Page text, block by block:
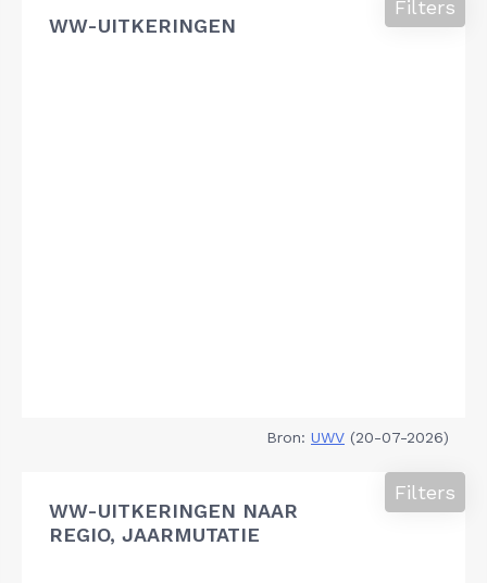
WW-UITKERINGEN
Filters
Bron: UWV (20-07-2026)
WW-UITKERINGEN NAAR
REGIO, JAARMUTATIE
Filters